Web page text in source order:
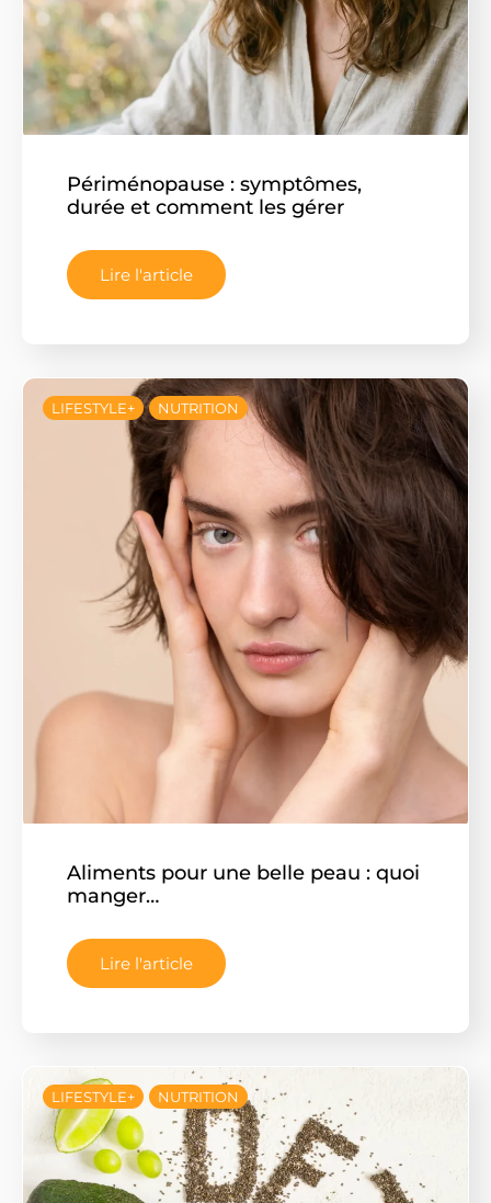
Périménopause : symptômes,
durée et comment les gérer
Lire l'article
LIFESTYLE+ NUTRITION
Aliments pour une belle peau : quoi
manger…
Lire l'article
LIFESTYLE+ NUTRITION